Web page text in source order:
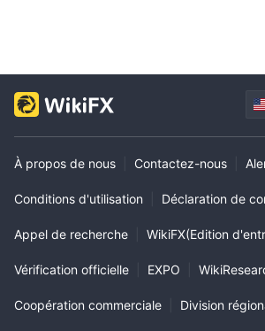
À propos de nous Contactez-nous
Conditions d'utilisation Déclaration de
Appel de recherche WikiFX(Edition
Vérification officielle EXPO
Coopération commerciale Division